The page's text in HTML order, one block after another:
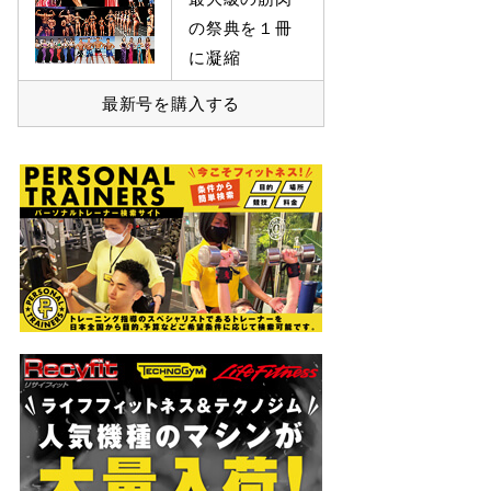
の祭典を１冊
に凝縮
最新号を購入する